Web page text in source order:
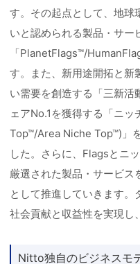
す。その起点として、地球
いと認められる製品・サー
「PlanetFlags™/
す。また、新用途開拓と新
い需要を創造する「三新活
ェアNo.1を獲得する「ニ
Top™/Area Niche Top™)」
した。さらに、Flagsとニ
厳選された製品・サービス
として推進していきます。
社会貢献と収益性を実現し
Nitto独自のビジネスモ